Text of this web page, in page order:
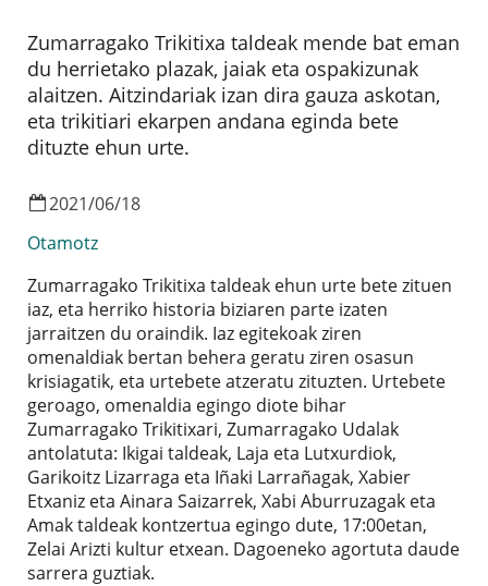
Zumarragako Trikitixa taldeak mende bat eman
du herrietako plazak, jaiak eta ospakizunak
alaitzen. Aitzindariak izan dira gauza askotan,
eta trikitiari ekarpen andana eginda bete
dituzte ehun urte.
2021/06/18
Otamotz
Zumarragako Trikitixa taldeak ehun urte bete zituen
iaz, eta herriko historia biziaren parte izaten
jarraitzen du oraindik. Iaz egitekoak ziren
omenaldiak bertan behera geratu ziren osasun
krisiagatik, eta urtebete atzeratu zituzten. Urtebete
geroago, omenaldia egingo diote bihar
Zumarragako Trikitixari, Zumarragako Udalak
antolatuta: Ikigai taldeak, Laja eta Lutxurdiok,
Garikoitz Lizarraga eta Iñaki Larrañagak, Xabier
Etxaniz eta Ainara Saizarrek, Xabi Aburruzagak eta
Amak taldeak kontzertua egingo dute, 17:00etan,
Zelai Arizti kultur etxean. Dagoeneko agortuta daude
sarrera guztiak.